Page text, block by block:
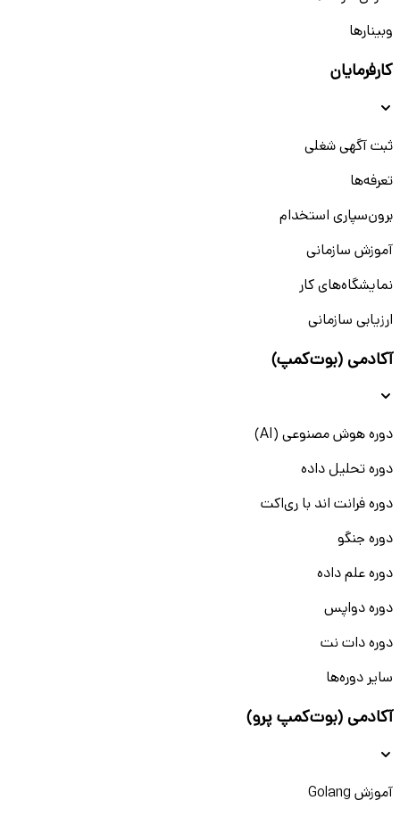
وبینار‌‌ها
کارفرمایان
ثبت آگهی شغلی
تعرفه‌ها
برون‌سپاری استخدام
آموزش سازمانی
نمایشگاه‌های کار
ارزیابی سازمانی
آکادمی (بوت‌کمپ)
دوره هوش مصنوعی (AI)
دوره تحلیل داده
دوره فرانت اند با ری‌اکت
دوره جنگو
دوره علم داده
دوره دواپس
دوره دات نت
سایر دوره‌ها
آکادمی (بوت‌کمپ پرو)
آموزش Golang